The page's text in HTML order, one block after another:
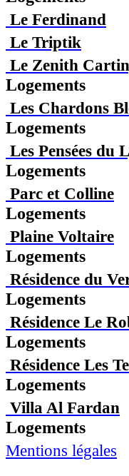
Le Ferdinand
Le Triptik
Le Zenith
Logements
Les Chardons
Logements
Les Pensées du
Logements
Parc et Colline
Logements
Plaine Voltaire
Logements
Résidence du
Logements
Résidence Le
Logements
Résidence Les
Logements
Villa Al Fardan
Logements
Mentions légales